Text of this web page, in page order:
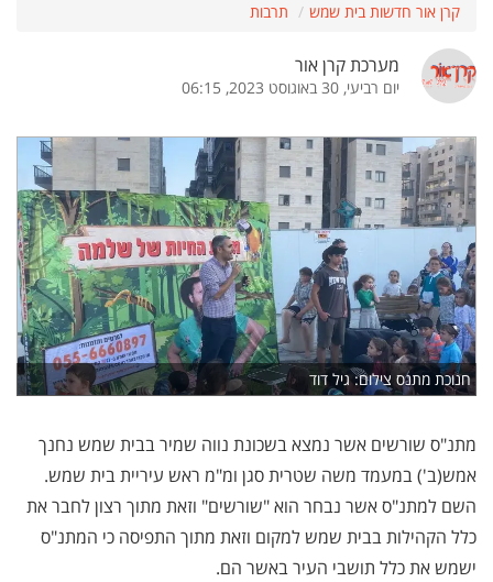
קרן אור חדשות בית שמש תרבות
מערכת קרן אור
יום רביעי, 30 באוגוסט 2023, 06:15
חנוכת מתנס צילום: גיל דוד
מתנ"ס שורשים אשר נמצא בשכונת נווה שמיר בבית שמש נחנך
אמש(ב') במעמד משה שטרית סגן ומ"מ ראש עיריית בית שמש.
השם למתנ"ס אשר נבחר הוא "שורשים" וזאת מתוך רצון לחבר את
כלל הקהילות בבית שמש למקום וזאת מתוך התפיסה כי המתנ"ס
ישמש את כלל תושבי העיר באשר הם.